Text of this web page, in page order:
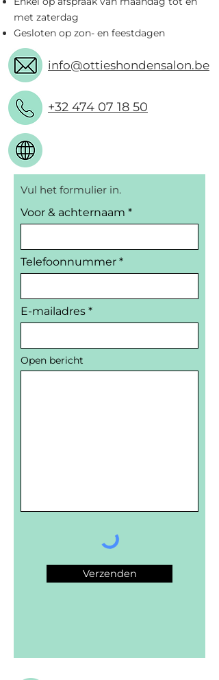
met zaterdag
Gesloten op zon- en feestdagen
info@ottieshondensalon.be
+32 474 07 18 50
Vul het formulier in.
Voor & achternaam
Telefoonnummer
E-mailadres
Open bericht
Verzenden